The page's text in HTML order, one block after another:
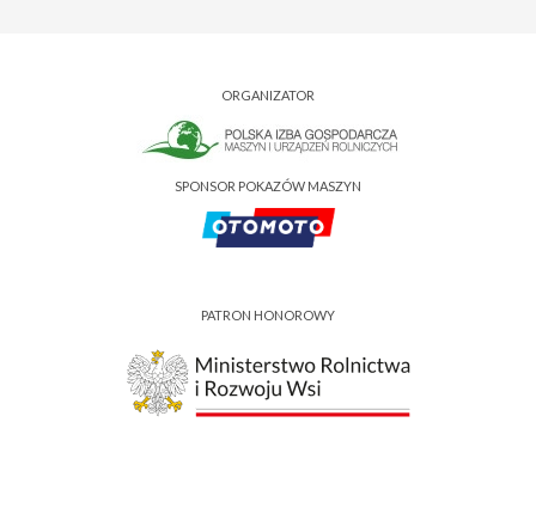
ORGANIZATOR
SPONSOR POKAZÓW MASZYN
PATRON HONOROWY